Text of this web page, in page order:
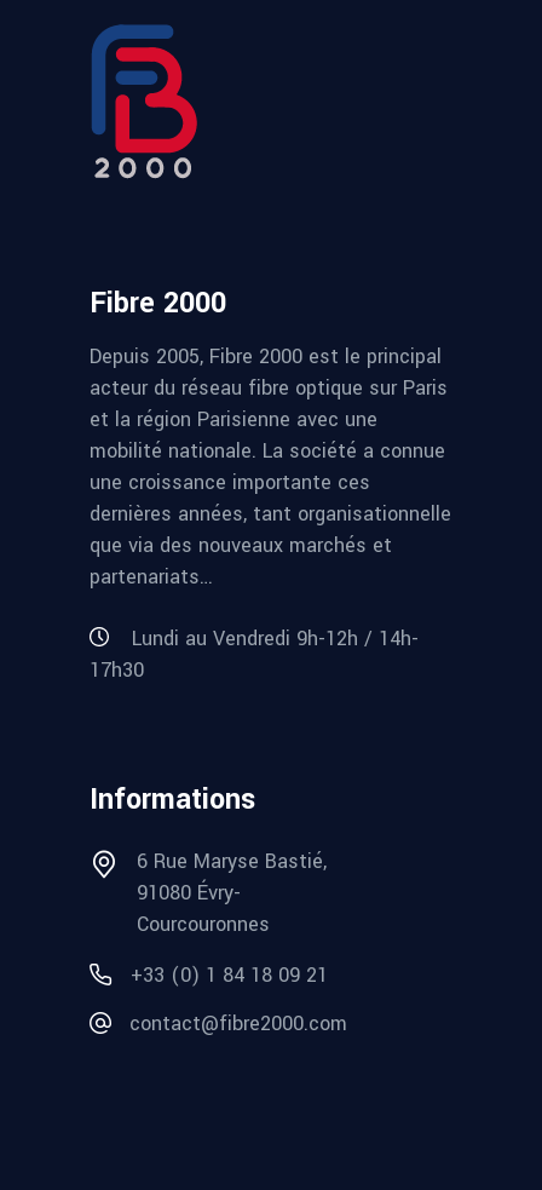
Fibre 2000
Depuis 2005, Fibre 2000 est le principal
acteur du réseau fibre optique sur Paris
et la région Parisienne avec une
mobilité nationale. La société a connue
une croissance importante ces
dernières années, tant organisationnelle
que via des nouveaux marchés et
partenariats…
Lundi au Vendredi 9h-12h / 14h-
17h30
Informations
6 Rue Maryse Bastié,
91080 Évry-
Courcouronnes
+33 (0) 1 84 18 09 21
contact@fibre2000.com